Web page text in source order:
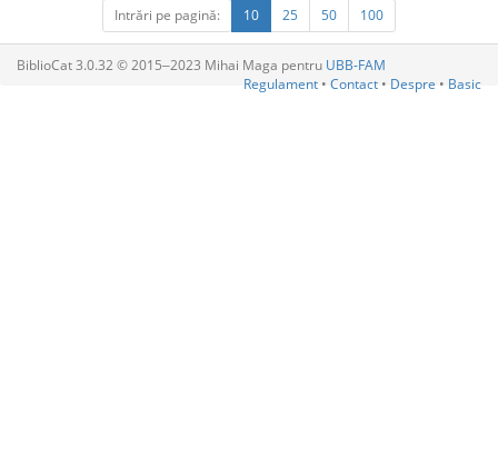
Intrări pe pagină: 10 25 50 100
BiblioCat 3.0.32 © 2015‒2023 Mihai Maga pentru UBB-FAM
Regulament • Contact • Despre • Basic